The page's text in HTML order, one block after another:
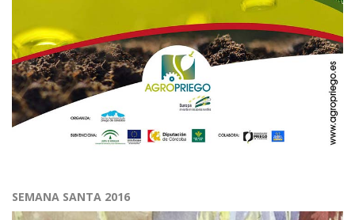
SEMANA SANTA 2016